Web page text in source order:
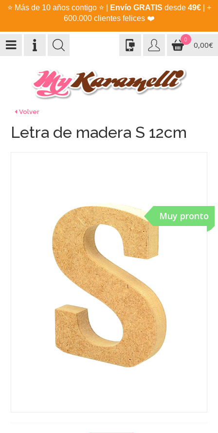
⭐ Más de 10 años contigo ⭐ Envío GRATIS desde 49€| +
600.000 clientes felices ❤️
0
0,00€
Volver
Muy pronto
Letra de madera S 12cm